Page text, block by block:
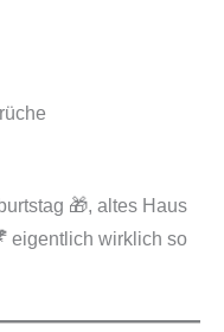
🎁, altes Haus
eigentlich wirklich so